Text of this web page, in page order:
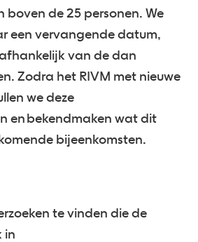
boven de 25 personen. We
een vervangende datum,
van de dan
Zodra het RIVM met nieuwe
we deze
en bekendmaken wat dit
bijeenkomsten.
te vinden die de
in